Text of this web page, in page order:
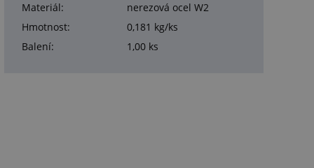
Materiál:
nerezová ocel W2
Hmotnost:
0,181 kg/ks
Balení:
1,00 ks